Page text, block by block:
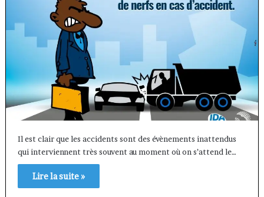
Il est clair que les accidents sont des évènements inattendus
qui interviennent très souvent au moment où on s’attend le…
Lire la suite »